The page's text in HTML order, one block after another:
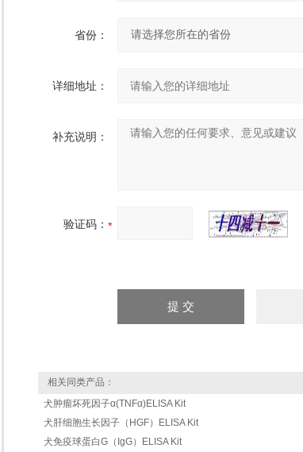
省份：
详细地址：
补充说明：
验证码：
相关同类产品：
犬肿瘤坏死因子α(TNFα)ELISA Kit
犬肝细胞生长因子（HGF）ELISA Kit
犬免疫球蛋白G（IgG）ELISA Kit